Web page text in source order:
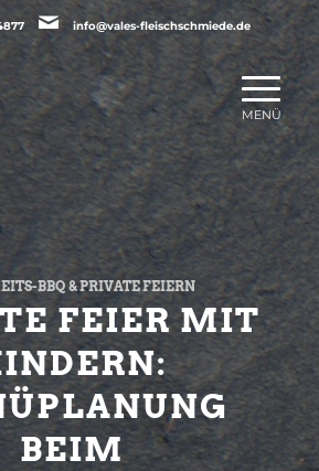
info@vales-fleischschmiede.de
BBQ & PRIVATE FEIERN
FEIER MIT
BEIM